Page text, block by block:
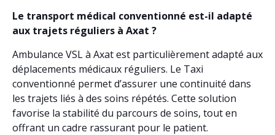
Le transport médical conventionné est-il adapté
aux trajets réguliers à Axat ?
Ambulance VSL à Axat est particulièrement adapté aux
déplacements médicaux réguliers. Le Taxi
conventionné permet d’assurer une continuité dans
les trajets liés à des soins répétés. Cette solution
favorise la stabilité du parcours de soins, tout en
offrant un cadre rassurant pour le patient.